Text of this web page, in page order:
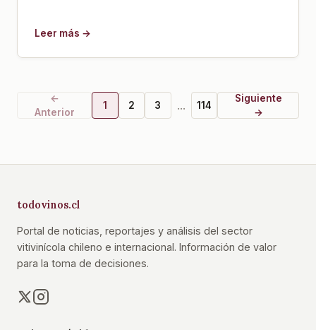
Leer más →
←
Anterior
1 2 3 ... 114
Siguiente
→
todovinos.cl
Portal de noticias, reportajes y análisis del sector
vitivinícola chileno e internacional. Información de valor
para la toma de decisiones.